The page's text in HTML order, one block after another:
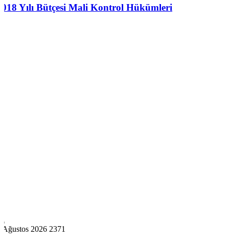
Yılı Bütçesi Mali Kontrol Hükümleri
Ağustos 2026 2371